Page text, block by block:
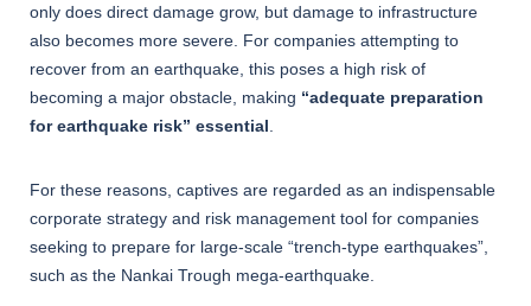
only does direct damage grow, but damage to infrastructure
also becomes more severe. For companies attempting to
recover from an earthquake, this poses a high risk of
becoming a major obstacle, making “adequate preparation
for earthquake risk” essential
For these reasons, captives are regarded as an indispensable
corporate strategy and risk management tool for companies
seeking to prepare for large-scale “trench-type earthquakes”,
such as the Nankai Trough mega-earthquake.